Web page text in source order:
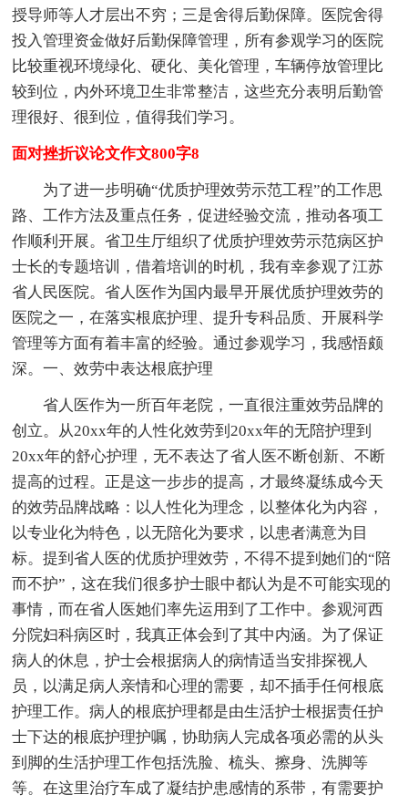
授导师等人才层出不穷；三是舍得后勤保障。医院舍得
投入管理资金做好后勤保障管理，所有参观学习的医院
比较重视环境绿化、硬化、美化管理，车辆停放管理比
较到位，内外环境卫生非常整洁，这些充分表明后勤管
理很好、很到位，值得我们学习。
面对挫折议论文作文800字8
为了进一步明确“优质护理效劳示范工程”的工作思
路、工作方法及重点任务，促进经验交流，推动各项工
作顺利开展。省卫生厅组织了优质护理效劳示范病区护
士长的专题培训，借着培训的时机，我有幸参观了江苏
省人民医院。省人医作为国内最早开展优质护理效劳的
医院之一，在落实根底护理、提升专科品质、开展科学
管理等方面有着丰富的经验。通过参观学习，我感悟颇
深。一、效劳中表达根底护理
省人医作为一所百年老院，一直很注重效劳品牌的
创立。从20xx年的人性化效劳到20xx年的无陪护理到
20xx年的舒心护理，无不表达了省人医不断创新、不断
提高的过程。正是这一步步的提高，才最终凝练成今天
的效劳品牌战略：以人性化为理念，以整体化为内容，
以专业化为特色，以无陪化为要求，以患者满意为目
标。提到省人医的优质护理效劳，不得不提到她们的“陪
而不护”，这在我们很多护士眼中都认为是不可能实现的
事情，而在省人医她们率先运用到了工作中。参观河西
分院妇科病区时，我真正体会到了其中内涵。为了保证
病人的休息，护士会根据病人的病情适当安排探视人
员，以满足病人亲情和心理的需要，却不插手任何根底
护理工作。病人的根底护理都是由生活护士根据责任护
士下达的根底护理护嘱，协助病人完成各项必需的从头
到脚的生活护理工作包括洗脸、梳头、擦身、洗脚等
等。在这里治疗车成了凝结护患感情的系带，有需要护